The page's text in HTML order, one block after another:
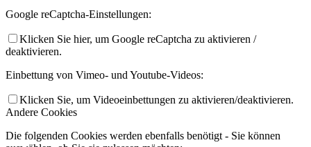
Google reCaptcha-Einstellungen:
Klicken Sie hier, um Google reCaptcha zu aktivieren /
deaktivieren.
Einbettung von Vimeo- und Youtube-Videos:
Klicken Sie, um Videoeinbettungen zu aktivieren/deaktivieren.
Andere Cookies
Die folgenden Cookies werden ebenfalls benötigt - Sie können